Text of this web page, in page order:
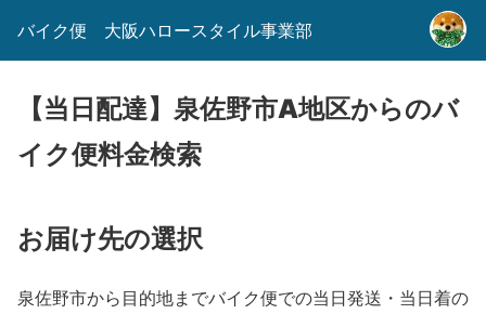
バイク便 大阪ハロースタイル事業部
【当日配達】泉佐野市A地区からのバ
イク便料金検索
お届け先の選択
泉佐野市から目的地までバイク便での当日発送・当日着の